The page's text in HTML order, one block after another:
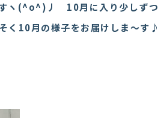
ヽ(^o^)丿 10月に入り少しず
く10月の様子をお届けしま～す♪